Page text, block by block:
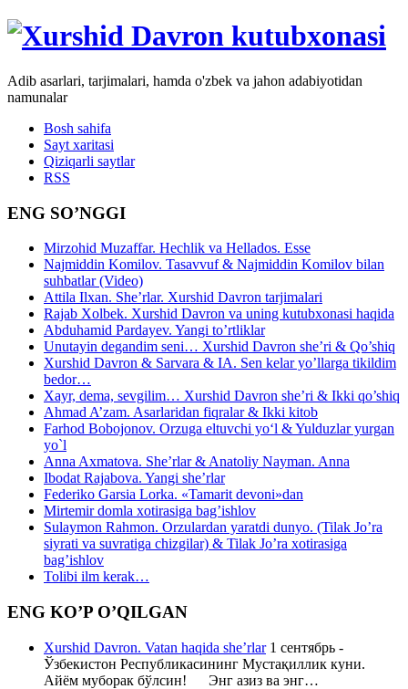
Adib asarlari, tarjimalari, hamda o'zbek va jahon adabiyotidan
namunalar
Bosh sahifa
Sayt xaritasi
Qiziqarli saytlar
RSS
ENG SO’NGGI
Mirzohid Muzaffar. Hechlik va Hellados. Esse
Najmiddin Komilov. Tasavvuf & Najmiddin Komilov bilan
suhbatlar (Video)
Attila Ilxan. She’rlar. Xurshid Davron tarjimalari
Rajab Xolbek. Xurshid Davron va uning kutubxonasi haqida
Abduhamid Pardayev. Yangi to’rtliklar
Unutayin degandim seni… Xurshid Davron she’ri & Qo’shiq
Xurshid Davron & Sarvara & IA. Sen kelar yo’llarga tikildim
bedor…
Xayr, dema, sevgilim… Xurshid Davron she’ri & Ikki qo’shiq
Ahmad A’zam. Asarlaridan fiqralar & Ikki kitob
Farhod Bobojonov. Orzuga eltuvchi yo‘l & Yulduzlar yurgan
yo`l
Anna Axmatova. She’rlar & Anatoliy Nayman. Anna
Ibodat Rajabova. Yangi she’rlar
Federiko Garsia Lorka. «Tamarit devoni»dan
Mirtemir domla xotirasiga bag’ishlov
Sulaymon Rahmon. Orzulardan yaratdi dunyo. (Tilak Jo’ra
siyrati va suvratiga chizgilar) & Tilak Jo’ra xotirasiga
bag’ishlov
Tolibi ilm kerak…
ENG KO’P O’QILGAN
Xurshid Davron. Vatan haqida she’rlar1 сентябрь -
Ўзбекистон Республикасининг Мустақиллик куни.
Айём муборак бўлсин! Энг азиз ва энг…